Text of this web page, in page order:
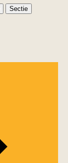
Sectie